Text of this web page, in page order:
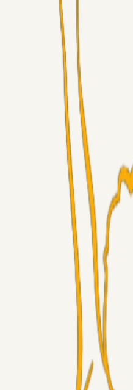
Kommer Jobbe hjem?
Masterclass
05. aug. 2026
Brøndby-TV og u-19
Alt det andet
04. aug. 2026
5. Forudsigelser op til
RasmusStephansen
Nørgaards Lever Hug,
RasmusStephansen
04.
Har GFH løsnet grebet...?
Superliga-truppen
04. aug. 2026
Medie: Tahirovic til Celtic
Superliga-truppen
03. aug. 2026
Kunne Sami Jalal være
03. aug. 2026
Superliga-truppen